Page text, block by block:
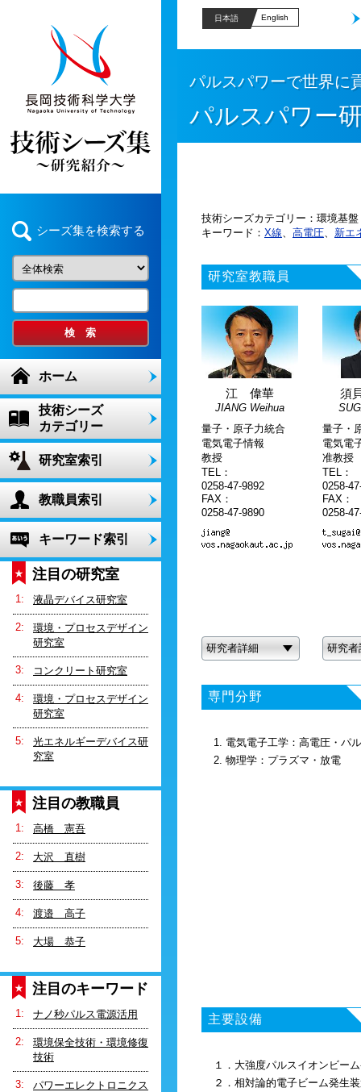
シーズ集を検索する
ホーム
技術シーズ
カテゴリー
研究室索引
教職員索引
キーワード索引
注目の研究室
液晶デバイス研究室
環境・プロセスデザイン
研究室
コンクリート研究室
環境・プロセスデザイン
研究室
光エネルギーデバイス研
究室
注目の教職員
高橋 憲吾
大沢 直樹
後藤 孝
渡邉 高子
大場 恭子
注目のキーワード
ナノ秒パルス電源活用
環境保全技術・環境修復
技術
パワーエレクトロニクス
日本語 English
パルスパワーで世界に
パルスパワー
技術シーズカテゴリー
環境基
キーワード
X線、 高電圧、 新エ
研究室教職員
江 偉華
JIANG Weihua
量子・原子力統合
電気電子情報
教授
TEL：
0258-47-9892
FAX：
0258-47-9890
研究者詳細
須
量子・
電気電
准教授
TEL：
0258-
FAX：
0258-
研究者
専門分野
1. 電気電子工学：高電圧・パ
2. 物理学：プラズマ・放電
主要設備
１．大強度パルスイオンビー
２．相対論的電子ビーム発生